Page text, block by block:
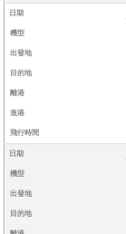
日期
機型
出發地
目的地
離港
進港
飛行時間
日期
機型
出發地
目的地